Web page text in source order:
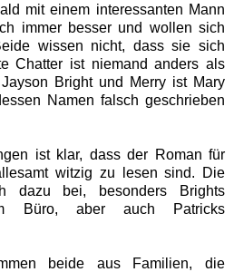
mit einem interessanten Mann
immer besser und wollen sich
wissen nicht, dass sie sich
Chatter ist niemand anders als
Bright und Merry ist Mary
Namen falsch geschrieben
ist klar, dass der Roman für
witzig zu lesen sind. Die
dazu bei, besonders Brights
Büro, aber auch Patricks
beide aus Familien, die